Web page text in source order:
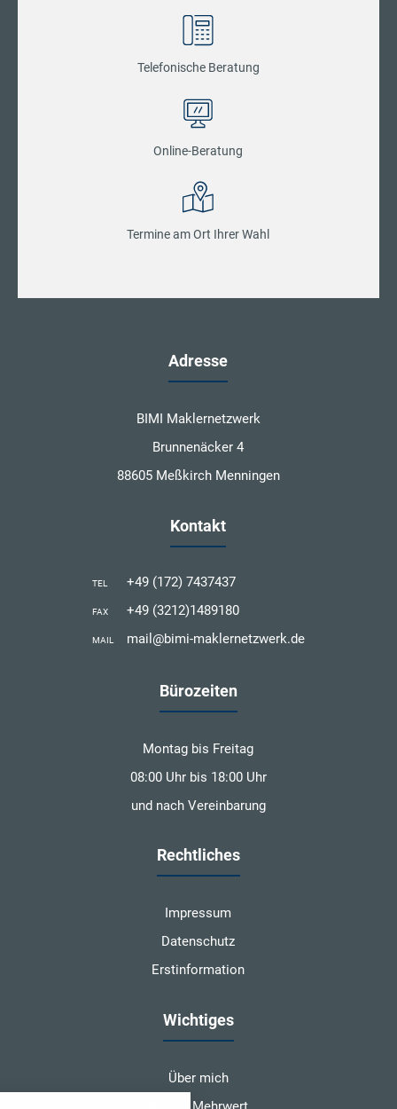
Telefonische Beratung
Online-Beratung
Termine am Ort Ihrer Wahl
Adresse
BIMI Maklernetzwerk
Brunnenäcker 4
88605 Meßkirch Menningen
Kontakt
TEL +49 (172) 7437437
FAX +49 (3212)1489180
MAIL mail@bimi-maklernetzwerk.de
Bürozeiten
Montag bis Freitag
08:00 Uhr bis 18:00 Uhr
und nach Vereinbarung
Rechtliches
Impressum
Datenschutz
Erstinformation
Wichtiges
Über mich